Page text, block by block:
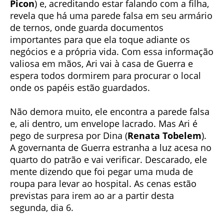
Picon) e, acreditando estar falando com a filha,
revela que há uma parede falsa em seu armário
de ternos, onde guarda documentos
importantes para que ela toque adiante os
negócios e a própria vida. Com essa informação
valiosa em mãos, Ari vai à casa de Guerra e
espera todos dormirem para procurar o local
onde os papéis estão guardados.
Não demora muito, ele encontra a parede falsa
e, ali dentro, um envelope lacrado. Mas Ari é
pego de surpresa por Dina (Renata Tobelem).
A governanta de Guerra estranha a luz acesa no
quarto do patrão e vai verificar. Descarado, ele
mente dizendo que foi pegar uma muda de
roupa para levar ao hospital. As cenas estão
previstas para irem ao ar a partir desta
segunda, dia 6.